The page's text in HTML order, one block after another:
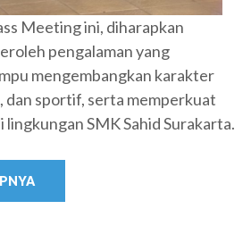
Meeting ini, diharapkan
pengalaman yang
mengembangkan karakter
dan sportif, serta memperkuat
lingkungan SMK Sahid Surakarta.